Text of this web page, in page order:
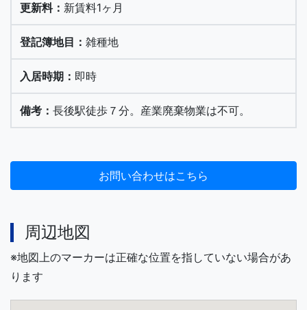
新賃料1ヶ月
雑種地
即時
長後駅徒歩７分。産業廃棄物業は不可。
周辺地図
※地図上のマーカーは正確な位置を指していない場合があ
ります